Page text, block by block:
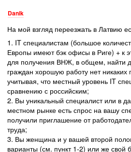
Danik
На мой взгляд переезжать в Латвию
1. IT специалистам (большое
Европы имеют бэк офисы в Риге) + к
для получения ВНЖ, в общем, найти
граждан хорошую работу нет
учитывая, что местный уровень IT
сравнению с российским;
2. Вы уникальный специалист или в
местном рынке есть спрос на вашу
получили приглашение от
труда;
3. Вы женщина и у вашей второй
варианты (см. пункт 1-2) или же свой